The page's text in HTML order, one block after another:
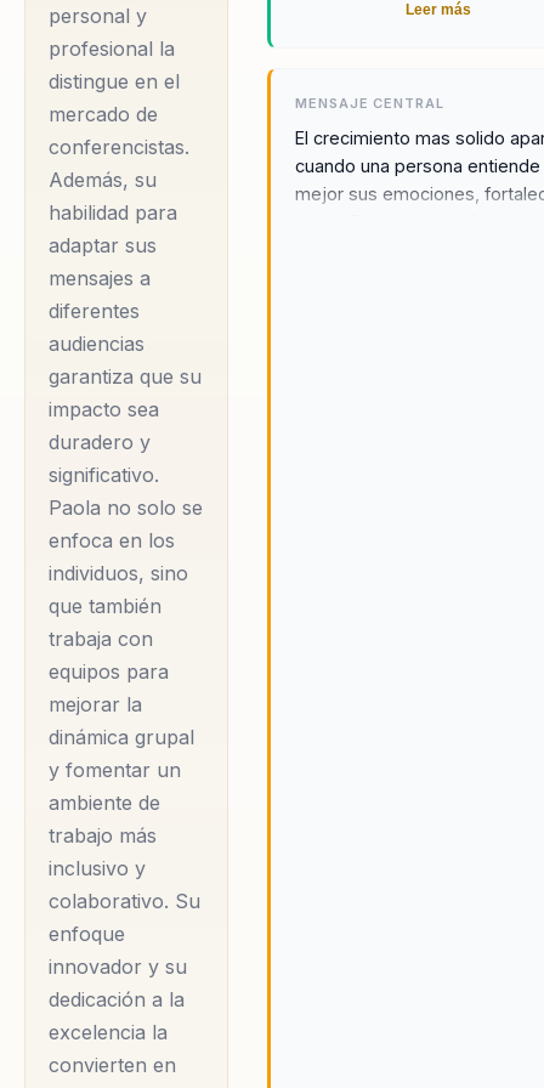
a encontrar equilibrio
y propósito en sus
vidas. Paola es
conocida por su
capacidad para
transformar equipos
a través de talleres
como 'Volemos
Juntos', donde utiliza
la naturaleza como
metáfora para el
trabajo colaborativo.
Sus conferencias,
como 'Mi Villana
Dinero, Insumo
Divino', ofrecen una
mezcla única de
introspección
personal y estrategias
prácticas para el
crecimiento personal
y profesional. El
impacto de Paola no
se limita a sus
conferencias. Su
presencia en medios
como Dinero, RCN y
su autoridad en el
personal y
profesional la
distingue en el
mercado de
conferencistas.
Además, su
habilidad para
adaptar sus
mensajes a
diferentes
audiencias
garantiza que su
impacto sea
duradero y
significativo.
Paola no solo se
enfoca en los
individuos, sino
que también
trabaja con
equipos para
mejorar la
dinámica grupal
y fomentar un
ambiente de
trabajo más
inclusivo y
colaborativo. Su
enfoque
innovador y su
dedicación a la
excelencia la
convierten en
Leer más
MENSAJE CENTRAL
El crecimiento mas solido
cuando una persona entiende
mejor sus emociones,